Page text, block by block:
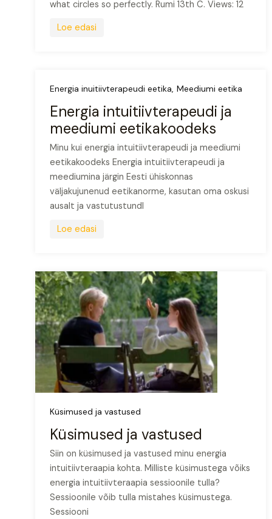
what circles so perfectly. Rumi 13th C. Views: 12
Loe edasi
Energia inuitiivterapeudi eetika Meediumi eetika
Energia intuitiivterapeudi ja
meediumi eetikakoodeks
Minu kui energia intuitiivterapeudi ja meediumi
eetikakoodeks Energia intuitiivterapeudi ja
meediumina järgin Eesti ühiskonnas
väljakujunenud eetikanorme, kasutan oma oskusi
ausalt ja vastutustundl
Loe edasi
Küsimused ja vastused
Küsimused ja vastused
Siin on küsimused ja vastused minu energia
intuitiivteraapia kohta. Milliste küsimustega võiks
energia intuitiivteraapia sessioonile tulla?
Sessioonile võib tulla mistahes küsimustega.
Sessiooni